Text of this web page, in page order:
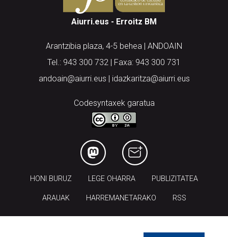
Aiurri.eus - Erroitz BM
Arantzibia plaza, 4-5 behea | ANDOAIN
Tel.: 943 300 732 | Faxa: 943 300 731
andoain@aiurri.eus | idazkaritza@aiurri.eus
Codesyntaxek garatua
HONI BURUZ LEGE OHARRA PUBLIZITATEA
ARAUAK HARREMANETARAKO RSS